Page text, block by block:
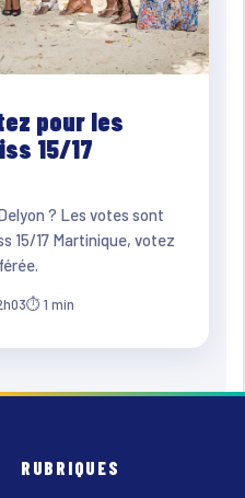
pour les
15/17
? Les votes sont
15/17 Martinique, votez
⏱ 1 min
RUBRIQUES